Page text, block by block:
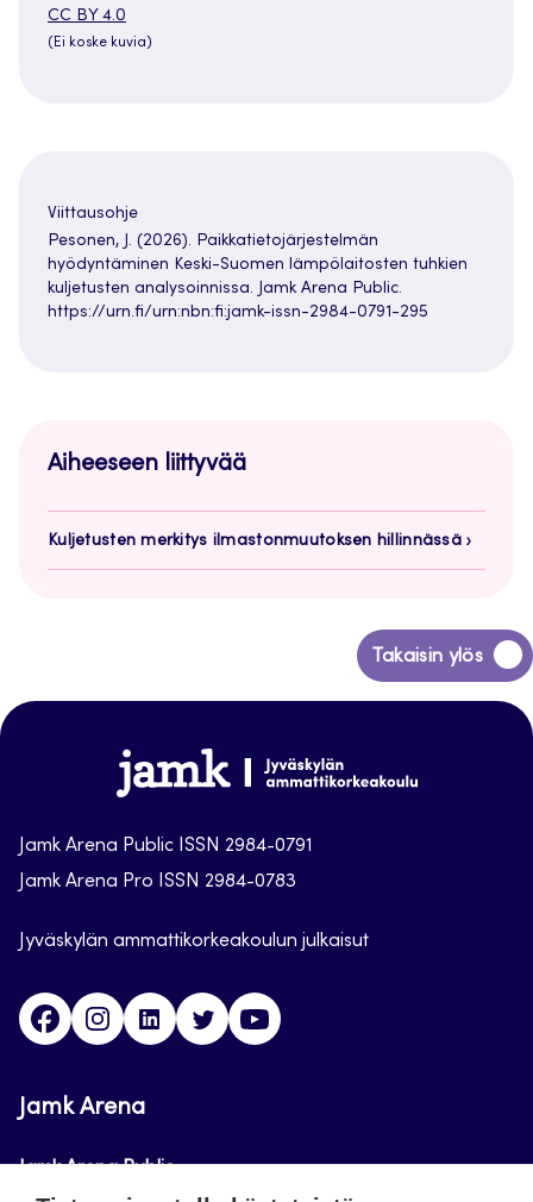
CC BY 4.0
uuteen
(Ei koske kuvia)
Viittausohje
Pesonen, J. (2026). Paikkatietojärjestelmän
hyödyntäminen Keski-Suomen lämpölaitosten tuhkien
kuljetusten analysoinnissa. Jamk Arena Public.
https://urn.fi/urn:nbn:fi:jamk-issn-2984-0791-295
Aiheeseen liittyvää
Kuljetusten merkitys ilmastonmuutoksen hillinnässä
Takaisin ylös
Siirry
takaisin
Jamk
Arena
Jamk Arena Public ISSN 2984-0791
Jamk Arena Pro ISSN 2984-0783
Jyväskylän ammattikorkeakoulun julkaisut
FacebookInstagramLinkedinTwitter
Jamk Arena
Jamk Arena Public